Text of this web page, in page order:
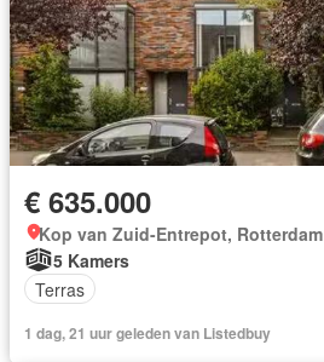
€ 635.000
Kop van Zuid-Entrepot, Rotterdam
5 Kamers
Terras
1 dag, 21 uur geleden van Listedbuy